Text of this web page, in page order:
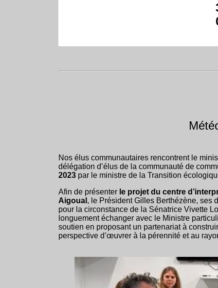
Nos élus communautaires rencontrent le
délégation d’élus de la communauté de
2023 par le ministre de la Transition
Afin de présenter le projet du centre
Aigoual , le Président Gilles Berthézène, ses
pour la circonstance de la Sénatrice Vivette
longuement échanger avec le Ministre
soutien en proposant un partenariat à
perspective d’œuvrer à la pérennité et au